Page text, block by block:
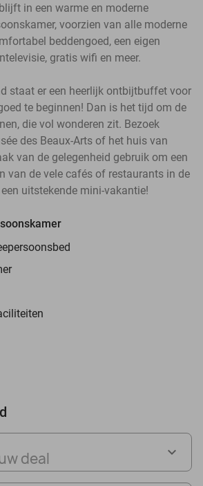
in een warme en moderne
voorzien van alle moderne
beddengoed, een eigen
gratis wifi en meer.
staat er een heerlijk ontbijtbuffet voor
te beginnen! Dan is het tijd om de
die vol wonderen zit. Bezoek
des Beaux-Arts of het huis van
van de gelegenheid gebruik om een
van de vele cafés of restaurants in de
uitstekende mini-vakantie!
deal